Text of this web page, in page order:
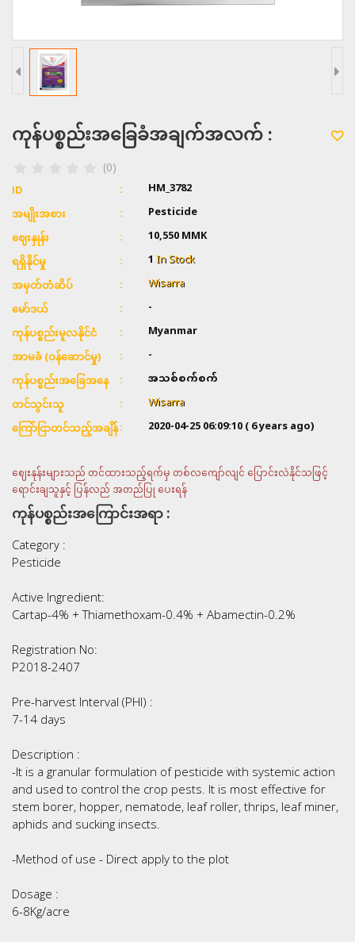
ကုန်ပစ္စည်းအခြေခံအချက်အလက် :
(0)
ID HM_3782
အမျိုးအစား Pesticide
ဈေးနှုန်း 10,550 MMK
ရရှိနိုင်မှု 1In Stock
အမှတ်တံဆိပ် Wisarra
မော်ဒယ် -
ကုန်ပစ္စည်းမူလနိုင်ငံ Myanmar
အာမခံ (ဝန်ဆောင်မှု) -
ကုန်ပစ္စည်းအခြေအနေ အသစ်စက်စက်
တင်သွင်းသူ Wisarra
ကြော်ငြာတင်သည့်အချိန် 2020-04-25 06:09:10( 6 years ago)
ဈေးနုန်းများသည် တင်ထားသည့်ရက်မှ တစ်လကျော်လျင် ပြောင်းလဲနိုင်သဖြင့်
ရောင်းချသူနှင့် ပြန်လည် အတည်ပြု ပေးရန်
ကုန်ပစ္စည်းအကြောင်းအရာ :
Category :
Pesticide
Active Ingredient:
Cartap-4% + Thiamethoxam-0.4% + Abamectin-0.2%
Registration No:
P2018-2407
Pre-harvest Interval (PHI) :
7-14 days
Description :
-It is a granular formulation of pesticide with systemic action
and used to control the crop pests. It is most effective for
stem borer, hopper, nematode, leaf roller, thrips, leaf miner,
aphids and sucking insects.
-Method of use - Direct apply to the plot
Dosage :
6-8Kg/acre